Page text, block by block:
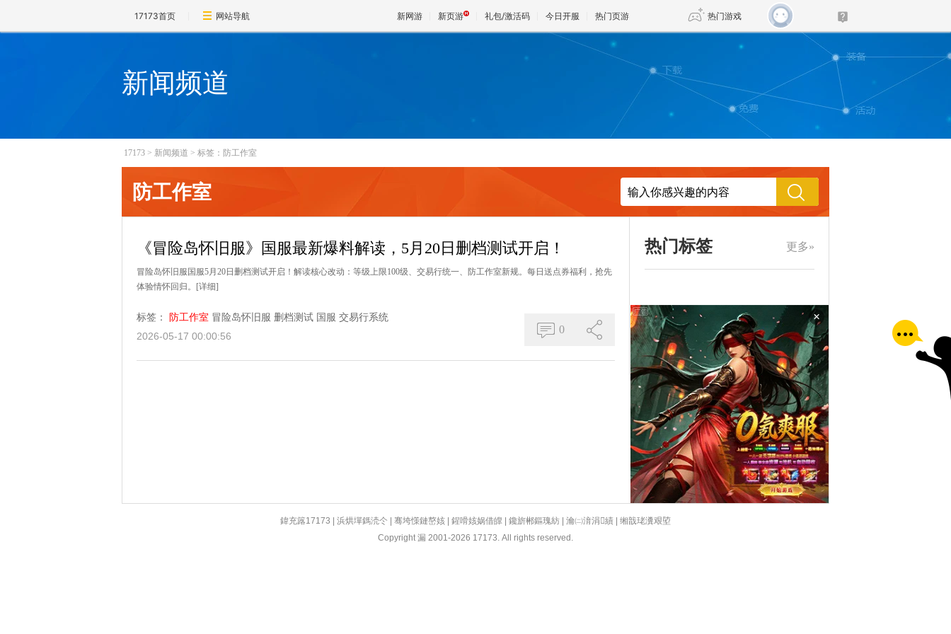
17173首页 网站导航 新网游 新页游 礼包/激活码 今日开服 热门页游 热门游戏
DNF 传奇4
天堂
王权与自由 诛仙世界 新仙侠5
新闻频道
17173 > 新闻频道 > 标签：防工作室
防工作室
《冒险岛怀旧服》国服最新爆料解读，5月20日删档测试开启！
冒险岛怀旧服国服5月20日删档测试开启！解读核心改动：等级上限100级、交易行统一、防工作室新规。每日送点券福利，抢先
体验情怀回归。
[详细]
标签： 防工作室 冒险岛怀旧服 删档测试 国服 交易行系统
2026-05-17 00:00:56
0
更多»
热门标签
×
鍏充簬17173 浜烘墠鎷涜仒 骞垮憡鏈嶅姟 鍟嗗姟娲借皥 鑱旂郴鏂瑰紡 瀹㈡湇涓績
缃戠珯瀵艰埅
Copyright 漏 2001-2026 17173. All rights reserved.